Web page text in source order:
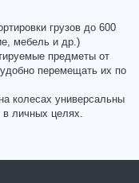
грузов до 600
мебель и др.)
предметы от
перемещать их по
колесах универсальны
личных целях.